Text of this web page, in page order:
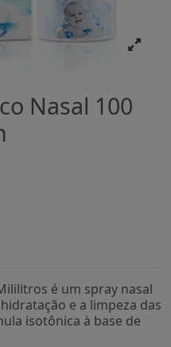
Nasal 100
é um spray nasal
e a limpeza das
isotônica à base de